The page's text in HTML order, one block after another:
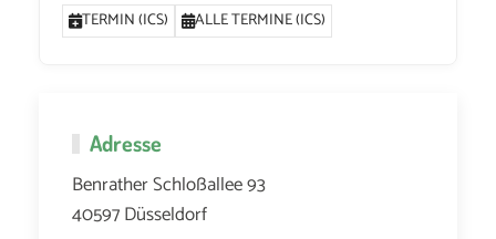
TERMIN (ICS) ALLE TERMINE (ICS)
Adresse
Benrather Schloßallee 93
40597 Düsseldorf